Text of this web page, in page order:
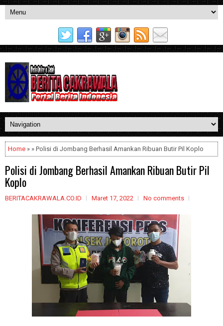
Home » » Polisi di Jombang Berhasil Amankan Ribuan Butir Pil Koplo
Polisi di Jombang Berhasil Amankan Ribuan Butir Pil
Koplo
BERITACAKRAWALA.CO.ID Maret 17, 2022 No comments